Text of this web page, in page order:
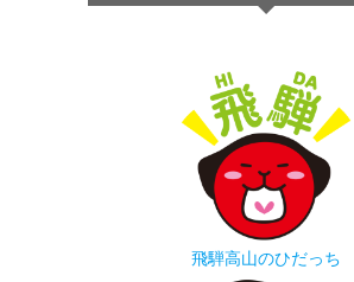
飛騨高山のひだっち